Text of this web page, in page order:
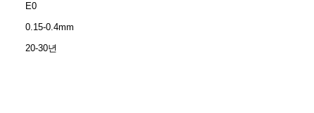
E0
0.15-0.4mm
20-30년